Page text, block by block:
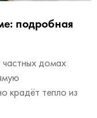
подробная
частных домах
крадёт тепло из